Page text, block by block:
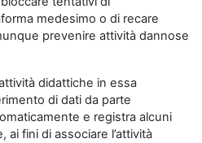
medesimo o di recare
prevenire attività dannose
didattiche in essa
di dati da parte
e registra alcuni
fini di associare l’attività